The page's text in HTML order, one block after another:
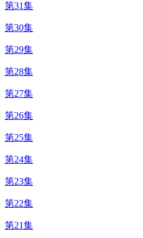
第31集
第30集
第29集
第28集
第27集
第26集
第25集
第24集
第23集
第22集
第21集